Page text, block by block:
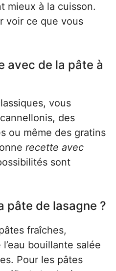
mieux à la cuisson.
voir ce que vous
avec de la pâte à
vous
des
ou même des gratins
recette avec
sont
pâte de lasagne ?
fraîches,
bouillante salée
Pour les pâtes